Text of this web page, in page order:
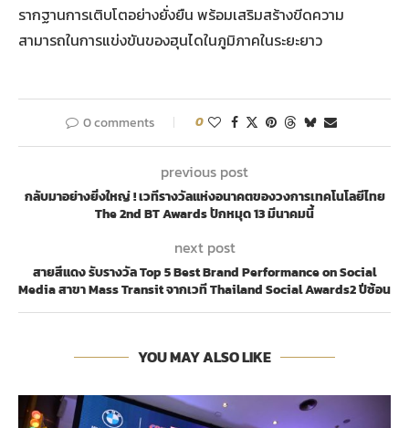
รากฐานการเติบโตอย่างยั่งยืน พร้อมเสริมสร้างขีดความ
สามารถในการแข่งขันของฮุนไดในภูมิภาคในระยะยาว
0 comments 0
previous post
กลับมาอย่างยิ่งใหญ่ ! เวทีรางวัลแห่งอนาคตของวงการเทคโนโลยีไทย
The 2nd BT Awards ปักหมุด 13 มีนาคมนี้
next post
สายสีแดง รับรางวัล Top 5 Best Brand Performance on Social
Media สาขา Mass Transit จากเวที Thailand Social Awards2 ปีซ้อน
YOU MAY ALSO LIKE